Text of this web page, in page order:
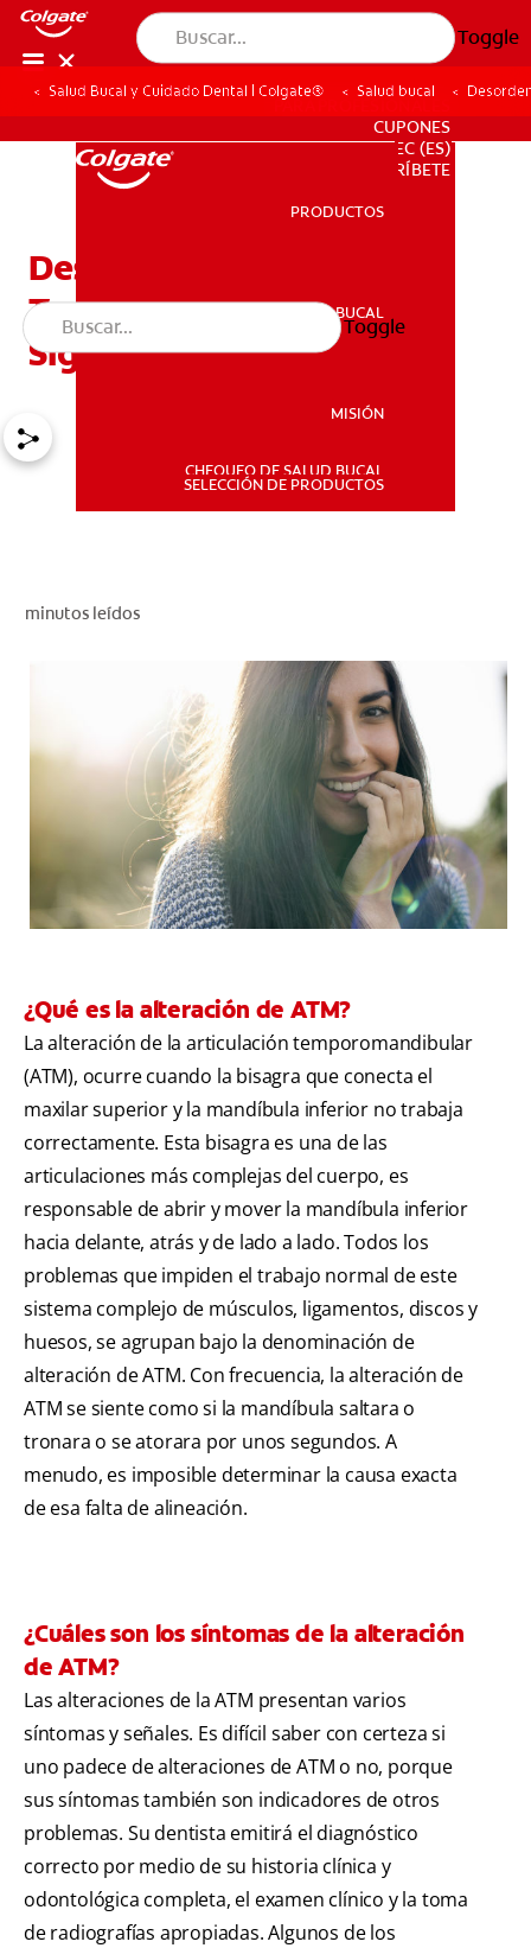
Toggle
SALUD BUCAL
PARA PROFESIONALES
CUPONES
EC (ES)
SUSCRÍBETE
PARA PROFESIONALES
CUPONES
EC (ES)
SUSCRÍBETE
PRODUCTOS
SALUD BUCAL
MISIÓN
CHEQUEO DE SALUD BUCAL
SELECCIÓN DE PRODUCTOS
Toggle
Salud Bucal y Cuidado Dental | Colgate® Salud bucal
Desorden
Temporomandibular:
Signos Y Síntomas
minutos leídos
¿Qué es la alteración de ATM?
La alteración de la articulación temporomandibular
(ATM), ocurre cuando la bisagra que conecta el
maxilar superior y la mandíbula inferior no trabaja
correctamente. Esta bisagra es una de las
articulaciones más complejas del cuerpo, es
responsable de abrir y mover la mandíbula inferior
hacia delante, atrás y de lado a lado. Todos los
problemas que impiden el trabajo normal de este
sistema complejo de músculos, ligamentos, discos y
huesos, se agrupan bajo la denominación de
alteración de ATM. Con frecuencia, la alteración de
ATM se siente como si la mandíbula saltara o
tronara o se atorara por unos segundos. A
menudo, es imposible determinar la causa exacta
de esa falta de alineación.
¿Cuáles son los síntomas de la alteración
de ATM?
Las alteraciones de la ATM presentan varios
síntomas y señales. Es difícil saber con certeza si
uno padece de alteraciones de ATM o no, porque
sus síntomas también son indicadores de otros
problemas. Su dentista emitirá el diagnóstico
correcto por medio de su historia clínica y
odontológica completa, el examen clínico y la toma
de radiografías apropiadas. Algunos de los